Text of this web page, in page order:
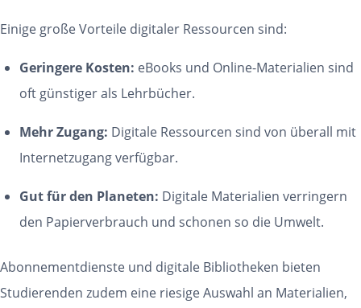
Einige große Vorteile digitaler Ressourcen sind:
Geringere Kosten: eBooks und Online-Materialien sind
oft günstiger als Lehrbücher.
Mehr Zugang: Digitale Ressourcen sind von überall mit
Internetzugang verfügbar.
Gut für den Planeten: Digitale Materialien verringern
den Papierverbrauch und schonen so die Umwelt.
Abonnementdienste und digitale Bibliotheken bieten
Studierenden zudem eine riesige Auswahl an Materialien,